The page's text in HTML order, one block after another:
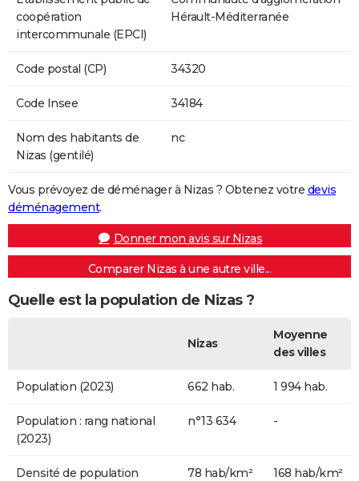
coopération
intercommunale (EPCI)
Hérault-Méditerranée
Code postal (CP) 34320
Code Insee 34184
Nom des habitants de
Nizas (gentilé)
nc
Vous prévoyez de déménager à Nizas ? Obtenez votre devis
déménagement.
Donner mon avis sur Nizas
Comparer Nizas à une autre ville...
Quelle est la population de Nizas ?
Nizas
Moyenne
des villes
Population (2023) 662 hab. 1 994 hab.
Population : rang national
(2023)
n°13 634 -
Densité de population
78 hab/km² 168 hab/km²